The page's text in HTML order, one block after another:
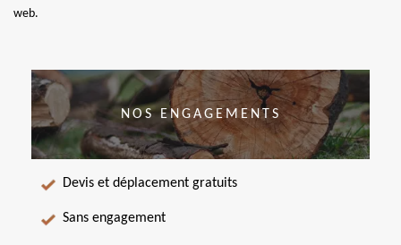
web.
NOS ENGAGEMENTS
Devis et déplacement gratuits
Sans engagement